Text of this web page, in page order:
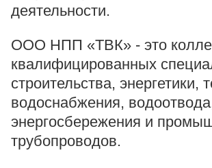
деятельности.
ООО НПП «ТВК» - это
квалифицированных
строительства, энергетики,
водоснабжения,
энергосбережения и
трубопроводов.